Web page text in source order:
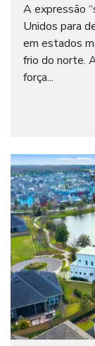
A expressão
Unidos para
em estados
frio do norte.
força...